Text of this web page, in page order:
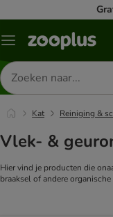
Menu
Zoeken
naar
producten
Kat Reiniging &
Vlek- &
Hier vind je producten die
braaksel of andere